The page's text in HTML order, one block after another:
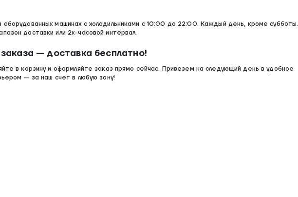
машинах с холодильниками с 10:00 до 22:00. Каждый день, кроме субботы.
доставки или 2х-часовой интервал.
— доставка бесплатно!
в корзину и оформляйте заказ прямо сейчас. Привезем на следующий день в удобное
— за наш счет в любую зону!